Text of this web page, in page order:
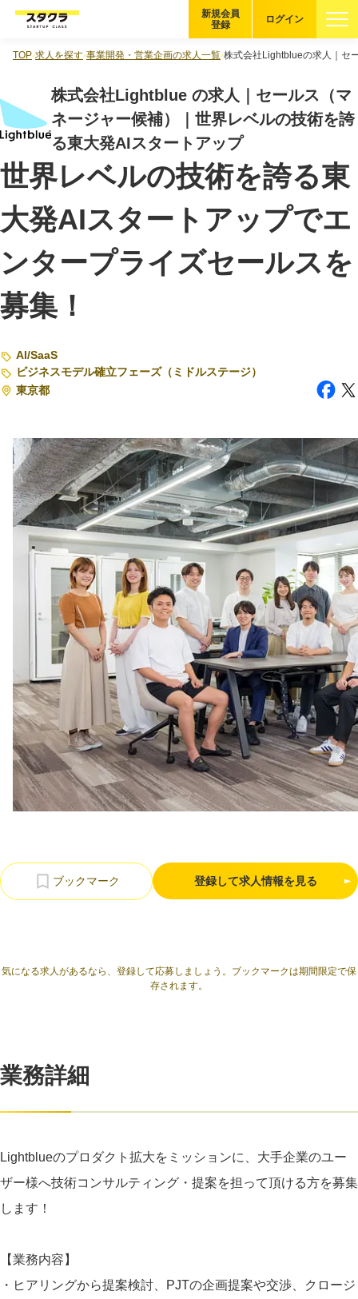
企業を探す
適性診断
スタクラが選ばれる理由
スタートアップ厳選の仕組み
紹介する企業について
登録者の転職・副業実績
Startup Magazine
注目スタートアップ
特集記事
CEOインタビュー
転職
大学発スタートアップ
導入事例
お問い合わせ
法人向け資料ダウンロード
/採用検討企業様へ
利用規約プライバシーポリシー 採用情報会社概要採用検討企業様へ
パートナーの方へ
ログイン
新規会員
登録
TOP 求人を探す 事業開発・営業企画の求人一覧 株式会社Lightblueの求人｜セ
株式会社Lightblue の求人｜セールス（マ
ネージャー候補）｜世界レベルの技術を誇
る東大発AIスタートアップ
世界レベルの技術を誇る東
大発AIスタートアップでエ
ンタープライズセールスを
募集！
AI/SaaS
ビジネスモデル確立フェーズ（ミドルステージ）
東京都
登録して求人情報を見る
気になる求人があるなら、登録して応募しましょう。ブックマークは期間限定で保
存されます。
業務詳細
Lightblueのプロダクト拡大をミッションに、大手企業のユー
ザー様へ技術コンサルティング・提案を担って頂ける方を募集
します！
【業務内容】
・ヒアリングから提案検討、PJTの企画提案や交渉、クロージ